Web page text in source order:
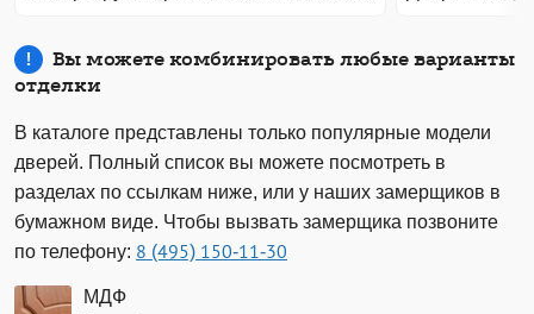
Вы можете комбинировать любые варианты
отделки
В каталоге представлены только популярные модели
дверей. Полный список вы можете посмотреть в
разделах по ссылкам ниже, или у наших замерщиков в
бумажном виде. Чтобы вызвать замерщика позвоните
по телефону: 8 (495) 150-11-30
МДФ